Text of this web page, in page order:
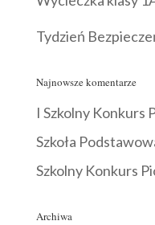
Tydzień
Najnowsze komentarze
I Szkolny Konkurs
Szkoła
Szkolny Konkurs
Archiwa